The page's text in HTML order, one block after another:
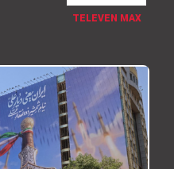
TELEVEN MAX